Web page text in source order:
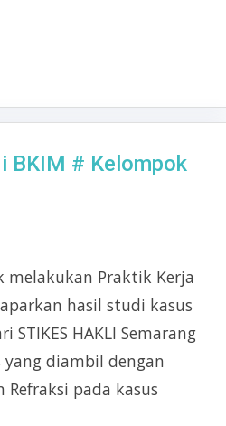
BKIM # Kelompok
melakukan Praktik Kerja
hasil studi kasus
HAKLI Semarang
yang diambil dengan
Refraksi pada kasus